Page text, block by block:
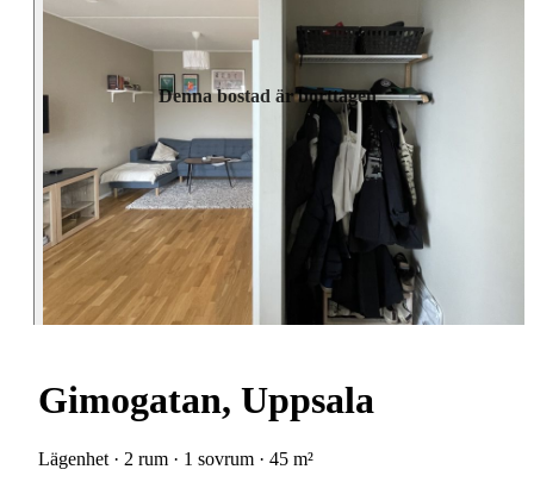
Denna bostad är borttagen
Gimogatan, Uppsala
Lägenhet · 2 rum · 1 sovrum · 45 m²